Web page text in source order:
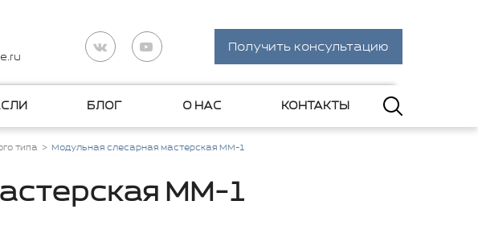
Получить консультацию
БЛОГ О НАС КОНТАКТЫ
типа Модульная слесарная мастерская ММ-1
ММ-1